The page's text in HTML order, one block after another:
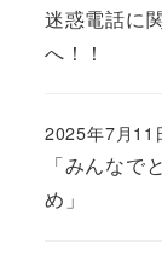
迷惑電話に
へ！！
「みんな
め」
2025年7月11